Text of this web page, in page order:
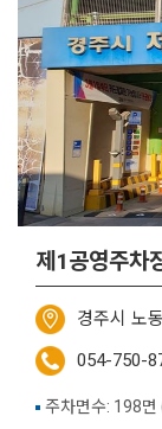
제1공영주차
경주시 노
054-750-
주차면수: 198